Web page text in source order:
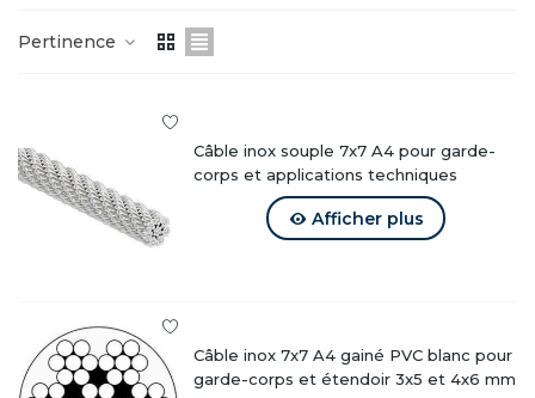
L’acier inoxydable A4, également appelé AISI 316, est
recommandé pour :
Environnements humides ou chlorés
Applications industrielles extérieures
Installations soumises aux intempéries
Sa composition offre une meilleure résistance à la
corrosion que l’inox A2.
Construction 7x7 : stabilité et
polyvalence
Composé de7 torons de 7 fils, le câble inox 7x7
Pertinence
Câble inox souple 7x7 A4 pour garde-
corps et applications techniques
Afficher plus
Câble inox 7x7 A4 gainé PVC blanc pour
garde-corps et étendoir 3x5 et 4x6 mm